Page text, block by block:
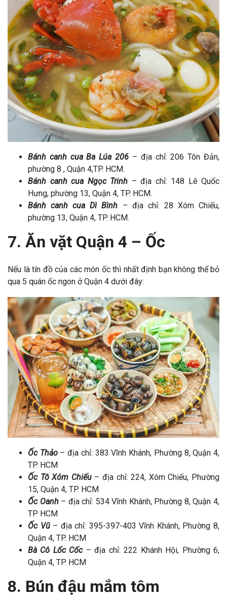
Bánh canh cua Ba Lúa 206 – địa chỉ: 206 Tôn Đản,
phường 8 , Quận 4,TP. HCM.
Bánh canh cua Ngọc Trinh – địa chỉ: 148 Lê Quốc
Hưng, phường 13, Quận 4, TP. HCM.
Bánh canh cua Dì Bình – địa chỉ: 28 Xóm Chiếu,
phường 13, Quận 4, TP. HCM.
7. Ăn vặt Quận 4 – Ốc
Nếu là tín đồ của các món ốc thì nhất định bạn không thể bỏ
qua 5 quán ốc ngon ở Quận 4 dưới đây:
Ốc Thảo– địa chỉ: 383 Vĩnh Khánh, Phường 8, Quận 4,
TP. HCM
Ốc Tô Xóm Chiếu– địa chỉ: 224, Xóm Chiếu, Phường
15, Quận 4, TP. HCM
Ốc Oanh – địa chỉ: 534 Vĩnh Khánh, Phường 8, Quận 4,
TP HCM
Ốc Vũ – địa chỉ: 395-397-403 Vĩnh Khánh, Phường 8,
Quận 4, TP. HCM
Bà Cô Lốc Cốc– địa chỉ: 222 Khánh Hội, Phường 6,
Quận 4, TP. HCM
8. Bún đậu mắm tôm